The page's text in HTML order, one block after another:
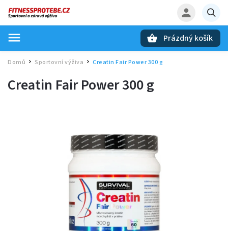
Prázdný košík
Domů / Sportovní výživa / Creatin Fair Power 300 g
Creatin Fair Power 300 g